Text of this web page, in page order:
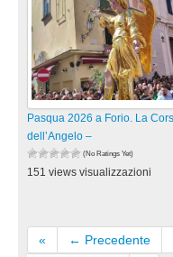
Pasqua 2026 a Forio. La
dell’Angelo –
(No Ratings Yet)
151 views visualizzazioni
« ← Precedente